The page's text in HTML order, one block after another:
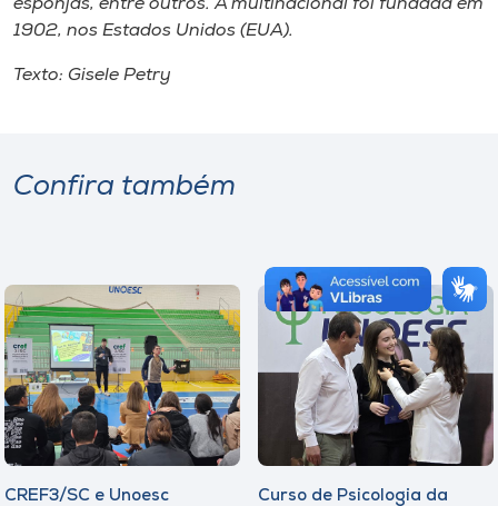
esponjas, entre outros. A multinacional foi fundada em
1902, nos Estados Unidos (EUA).
Texto: Gisele Petry
Confira também
CREF3/SC e Unoesc Curso de Psicologia da